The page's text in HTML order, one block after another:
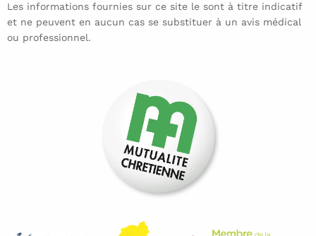
Les informations fournies sur ce site le sont à titre indicatif
et ne peuvent en aucun cas se substituer à un avis médical
ou professionnel.